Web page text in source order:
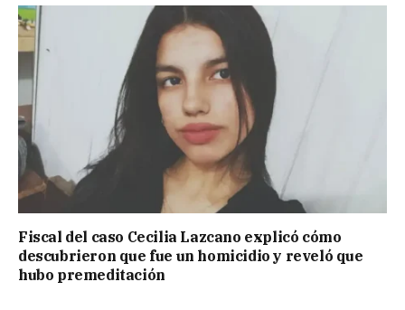
Fiscal del caso Cecilia Lazcano explicó cómo
descubrieron que fue un homicidio y reveló que
hubo premeditación